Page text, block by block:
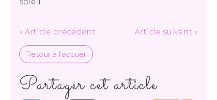
« Article précédent Article suivant »
Retour à l'accueil
Partager cet article